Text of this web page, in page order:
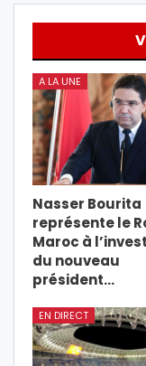
A LA UNE
Nasser Bourita
représente le
Maroc à
du nouveau
président…
EN DIRECT